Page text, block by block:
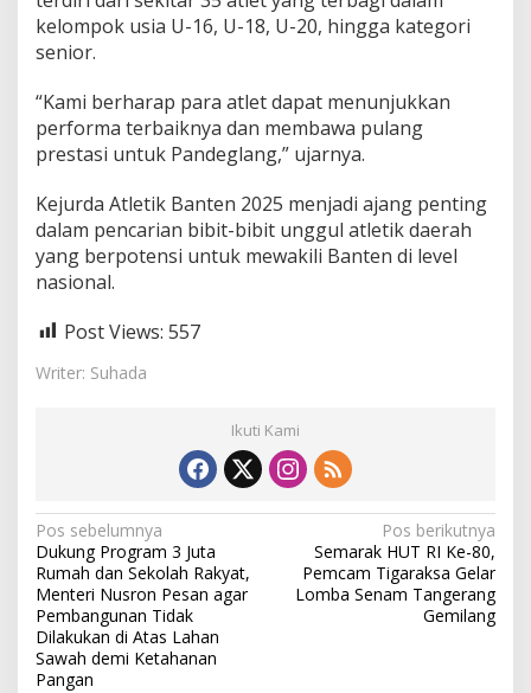
kelompok usia U-16, U-18, U-20, hingga kategori
senior.
“Kami berharap para atlet dapat menunjukkan
performa terbaiknya dan membawa pulang
prestasi untuk Pandeglang,” ujarnya.
Kejurda Atletik Banten 2025 menjadi ajang penting
dalam pencarian bibit-bibit unggul atletik daerah
yang berpotensi untuk mewakili Banten di level
nasional.
Post Views: 557
Writer: Suhada
Ikuti Kami
N
a
v
i
g
Pos sebelumnya
Dukung Program 3 Juta
Rumah dan Sekolah Rakyat,
Menteri Nusron Pesan agar
Pembangunan Tidak
Dilakukan di Atas Lahan
Sawah demi Ketahanan
Pangan
Pos berikutnya
Semarak HUT RI Ke-80,
Pemcam Tigaraksa Gelar
Lomba Senam Tangerang
Gemilang